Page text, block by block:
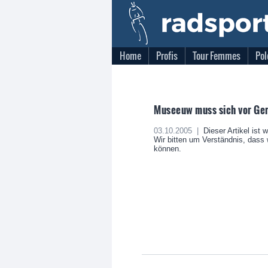
Home Profis Tour Femmes
Museeuw muss sich vor
03.10.2005 |
Dieser Artikel ist
Wir bitten um Verständnis, dass
können.